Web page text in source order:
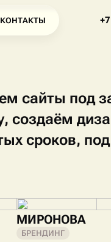
КОНТАКТЫ +7
сайты под
создаём
сроков,
МИРОНОВА
БРЕНДИНГ